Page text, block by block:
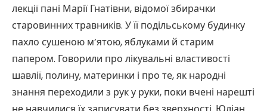
лекції пані Марії Гнатівни, відомої збирачки
старовинних травників. У її подільському будинку
пахло сушеною м’ятою, яблуками й старим
папером. Говорили про лікувальні властивості
шавлії, полину, материнки і про те, як народні
знання переходили з рук у руки, поки вчені нарешті